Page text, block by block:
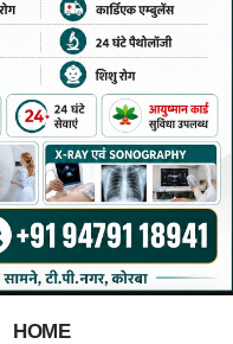
HOME